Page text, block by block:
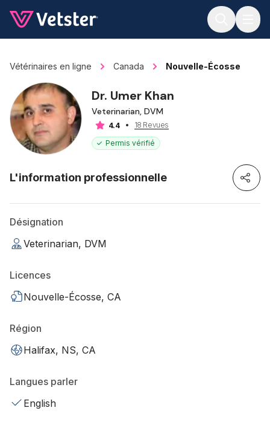
Vétérinaires en ligne Canada Nouvelle-Écosse
Dr. Umer Khan
Veterinarian, DVM
4.4
18 Revues
Permis vérifié
L'information professionnelle
Désignation
Veterinarian, DVM
Licences
Nouvelle-Écosse, CA
Région
Halifax, NS, CA
Langues parler
English